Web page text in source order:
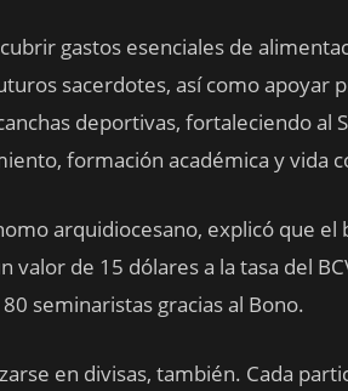
gastos esenciales de
sacerdotes, así como apoyar
deportivas, fortaleciendo al
formación académica y vida
arquidiocesano, explicó que el
valor de 15 dólares a la tasa del
seminaristas gracias al Bono.
en divisas, también. Cada